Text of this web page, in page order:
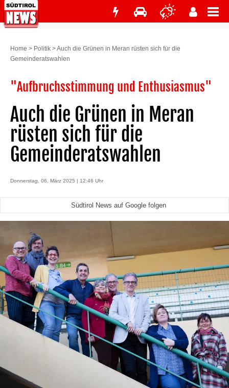
Home > Politik >Auch die Grünen in Meran rüsten sich für die
Gemeinderatswahlen
"Aufbruchsstimmung und Enthusiasmus"
Auch die Grünen in Meran
rüsten sich für die
Gemeinderatswahlen
Donnerstag, 06. März 2025 | 12:46 Uhr
Südtirol News auf Google folgen